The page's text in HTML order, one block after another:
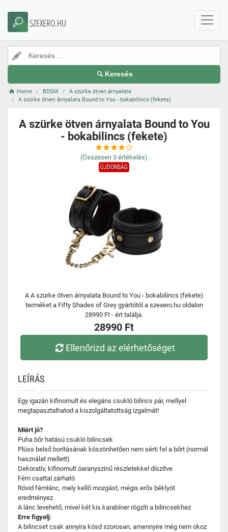
SZEXERO.HU
Keresés
Home BDSM
A szürke ötven árnyalata
A szürke ötven árnyalata Bound to You - bokabilincs (fekete)
A szürke ötven árnyalata Bound to You
- bokabilincs (fekete)
(Összesen 3 értékelés)
ÚJDONSÁG
A A szürke ötven árnyalata Bound to You - bokabilincs (fekete)
terméket a Fifty Shades of Grey gyártótól a szexero.hu oldalon
28990 Ft - ért találja.
28990 Ft
Ellenőrizd az elérhetőséget
LEÍRÁS
Egy igazán kifinomult és elegáns csukló bilincs pár, mellyel
megtapasztalhatod a kiszolgáltatottság izgalmát!
Miért jó?
Puha bőr hatású csukló bilincsek
Plüss belső borításának köszönhetően nem sérti fel a bőrt (normál
használat mellett)
Dekoratív, kifinomult óaranyszínű részletekkel díszítve
Fém csattal zárható
Rövid fémlánc, mely kellő mozgást, mégis erős béklyót
eredményez
A lánc levehető, mivel két kis karabíner rögzíti a bilincsekhez
Erre figyelj:
A bilincset csak annyira kösd szorosan, amennyire még nem okoz